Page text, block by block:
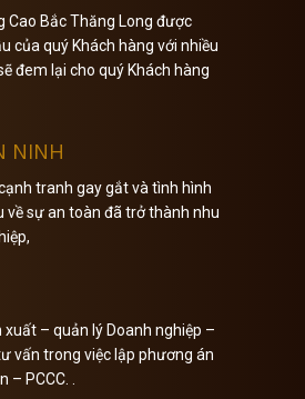
Cao Bắc Thăng Long được
của quý Khách hàng với nhiều
đem lại cho quý Khách hàng
NINH
tranh gay gắt và tình hình
về sự an toàn đã trở thành nhu
– quản lý Doanh nghiệp –
vấn trong việc lập phương án
PCCC. .